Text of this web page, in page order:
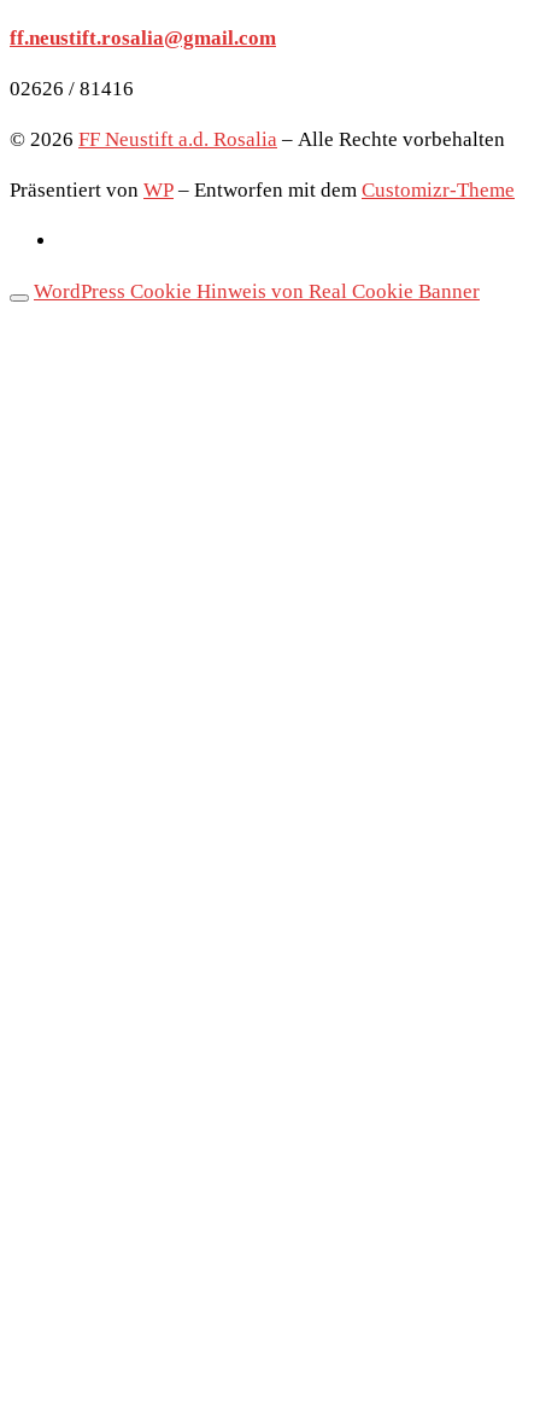
ff.neustift.rosalia@gmail.com
02626 / 81416
© 2026 FF Neustift a.d. Rosalia – Alle Rechte vorbehalten
Präsentiert von WP – Entworfen mit dem Customizr-Theme
WordPress Cookie Hinweis von Real Cookie Banner